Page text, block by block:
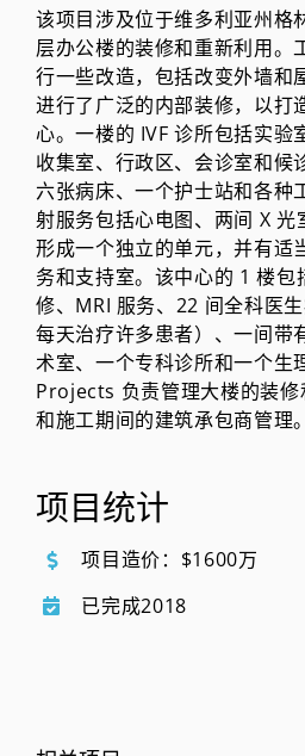
该项目涉及位于维多利亚州格
层办公楼的装修和重新利用。
行一些改造，包括改变外墙和
进行了广泛的内部装修，以打
心。一楼的 IVF 诊所包括实验
收集室、行政区、会诊室和候
六张病床、一个护士站和各种
射服务包括心电图、两间 X 光
形成一个独立的单元，并有适
务和支持室。该中心的 1 楼包
修、MRI 服务、22 间全科医
每天治疗许多患者）、一间带
术室、一个专科诊所和一个生
Projects 负责管理大楼的装修
和施工期间的建筑承包商管理。
项目统计
项目造价：$1600万
已完成2018